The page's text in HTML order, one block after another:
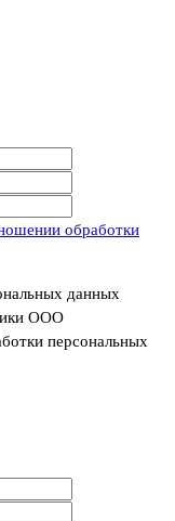
обработки
данных
ООО
персональных